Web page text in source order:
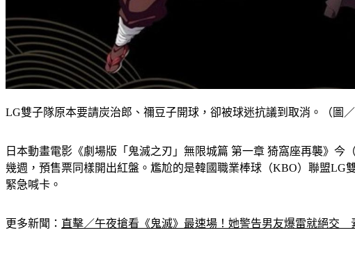
LG雙子隊原本要請炭治郎、禰豆子開球，卻被球迷抗議到取消。（圖／
日本動畫電影《劇場版「鬼滅之刃」無限城篇 第一章 猗窩座再襲》
幾週，預售票同樣開出紅盤。尷尬的是韓國職業棒球（KBO）聯盟
緊急喊卡。
更多新聞： 直擊／午夜搶看《鬼滅》最速場！她警告男友爆雷就絕交　